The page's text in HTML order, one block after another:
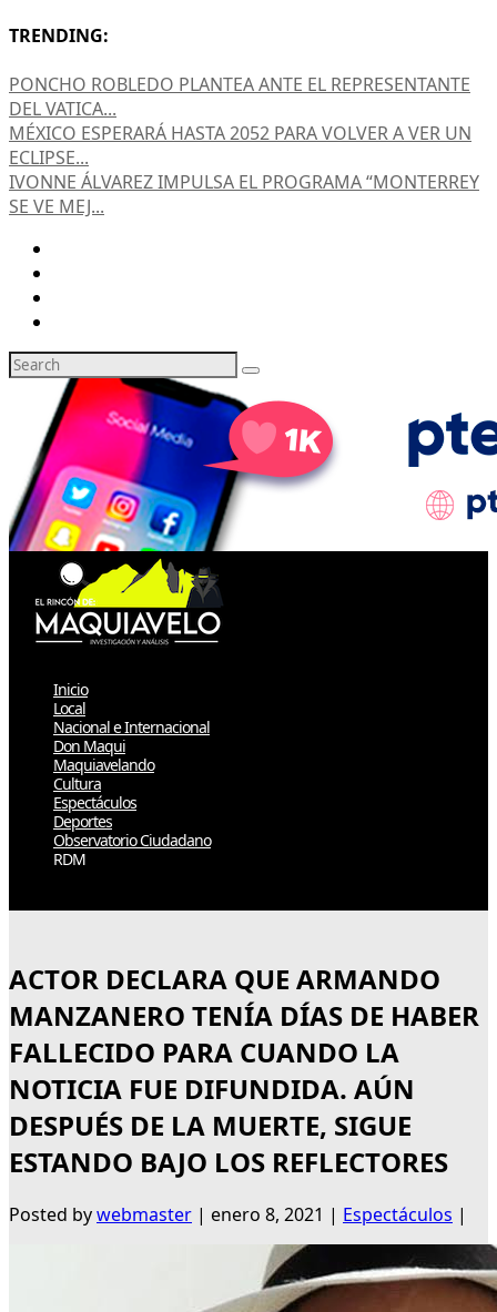
TRENDING:
PONCHO ROBLEDO PLANTEA ANTE EL REPRESENTANTE
DEL VATICA...
MÉXICO ESPERARÁ HASTA 2052 PARA VOLVER A VER UN
ECLIPSE...
IVONNE ÁLVAREZ IMPULSA EL PROGRAMA “MONTERREY
SE VE MEJ...
Inicio
Local
Nacional e Internacional
Don Maqui
Maquiavelando
Cultura
Espectáculos
Deportes
Observatorio Ciudadano
RDM
ACTOR DECLARA QUE ARMANDO
MANZANERO TENÍA DÍAS DE HABER
FALLECIDO PARA CUANDO LA
NOTICIA FUE DIFUNDIDA. AÚN
DESPUÉS DE LA MUERTE, SIGUE
ESTANDO BAJO LOS REFLECTORES
Posted bywebmaster | enero 8, 2021 | Espectáculos |